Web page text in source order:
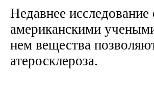
Недавнее
американскими
нем вещества
атеросклероза.